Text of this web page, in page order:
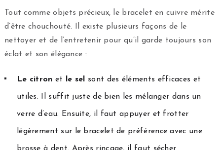
Tout comme objets précieux, le bracelet en cuivre mérite
d’être chouchouté. Il existe plusieurs façons de le
nettoyer et de l’entretenir pour qu’il garde toujours son
éclat et son élégance :
Le citron et le sel sont des éléments efficaces et
utiles. Il suffit juste de bien les mélanger dans un
verre d’eau. Ensuite, il faut appuyer et frotter
légèrement sur le bracelet de préférence avec une
brosse à dent. Après rinçage, il faut sécher